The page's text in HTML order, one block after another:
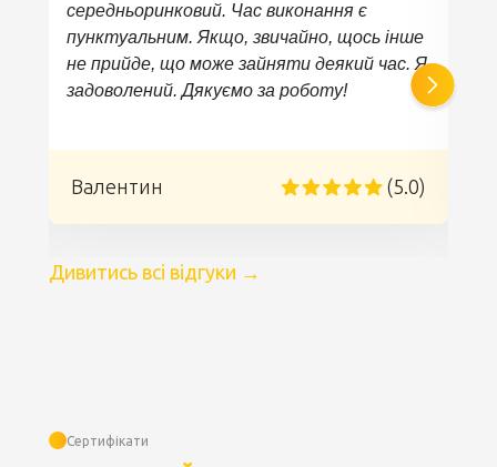
середньоринковий. Час виконання є
пунктуальним. Якщо, звичайно, щось інше
не прийде, що може зайняти деякий час. Я
задоволений. Дякуємо за роботу!
Валентин (5.0)
Дивитись всі відгуки →
Сертифікати